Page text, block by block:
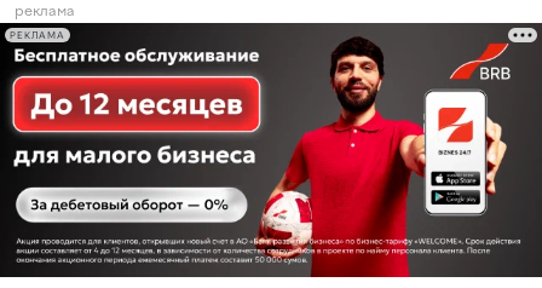
реклама
РЕКЛАМА